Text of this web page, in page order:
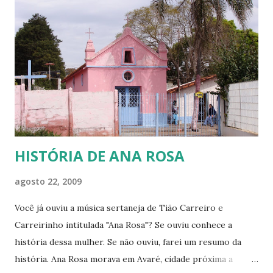
porque eles, assim como eu, sabemos o que é passar muito
frio! O que é ter que acender uma tampa de tambor de
ferro no chão da cozinha para fazer uma fogueira e se
aquecer nas madrugadas gélidas do sul do País, para só
depois poder ir para a cama e tentar dormir. Também sei o
que é só ter uma coberta e precisar enrolar os pés com
jornal e colocá-los dent...
HISTÓRIA DE ANA ROSA
agosto 22, 2009
Você já ouviu a música sertaneja de Tião Carreiro e
Carreirinho intitulada "Ana Rosa"? Se ouviu conhece a
história dessa mulher. Se não ouviu, farei um resumo da
história. Ana Rosa morava em Avaré, cidade próxima a